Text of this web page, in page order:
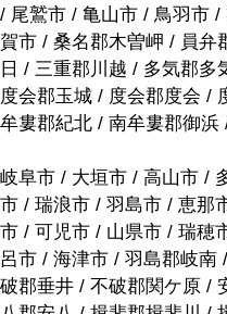
/ 尾鷲市 / 亀山市 / 鳥羽市
賀市 / 桑名郡木曽岬 / 員弁
日 / 三重郡川越 / 多気郡
度会郡玉城 / 度会郡度会 /
牟婁郡紀北 / 南牟婁郡御浜
岐阜市 / 大垣市 / 高山市 /
市 / 瑞浪市 / 羽島市 / 恵那
市 / 可児市 / 山県市 / 瑞穂
呂市 / 海津市 / 羽島郡岐南
破郡垂井 / 不破郡関ケ原 /